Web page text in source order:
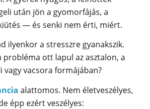
után jön a gyomorfájás, a
— és senki nem érti, miért.
ilyenkor a stresszre gyanakszik.
probléma ott lapul az asztalon, a
vagy vacsora formájában?
alattomos. Nem életveszélyes,
épp ezért veszélyes: